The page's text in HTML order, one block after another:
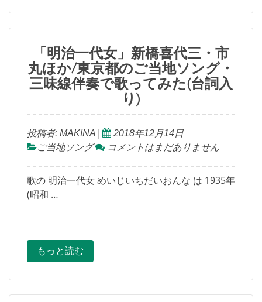
「明治一代女」新橋喜代三・市
丸ほか/東京都のご当地ソング・
三味線伴奏で歌ってみた(台詞入
り)
投稿者: MAKINA
2018年12月14日
ご当地ソング
コメントはまだありません
歌の 明治一代女 めいじいちだいおんな は 1935年
(昭和 …
もっと読む